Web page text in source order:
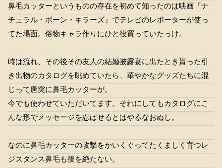
鼻毛カッターというものの存在を初めて知ったのは映画『ナ
チュラル・ボーン・キラーズ』でテレビのレポーターが使っ
てた場面。俗物キャラ作りにひと役買っていたっけ。
時は流れ、その後その友人の結婚披露宴に出たとき貰った引
き出物のカタログを眺めていたら、華やかなグッズたちに混
じって唐突に鼻毛カッターが。
今でも使わせていただいてます。それにしてもカタログにこ
んな形でメッセージを忍ばせるとはやるなおぬし。
なのに鼻毛カッターの攻撃をかいくぐってたくましく育つレ
ジスタンス鼻毛も後を絶たない。